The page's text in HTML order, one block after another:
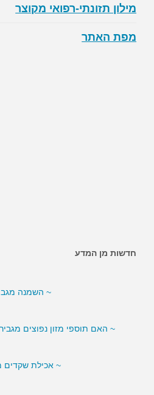
מילון תזונתי-רפואי מקוצר
מפת האתר
חדשות מן המדע